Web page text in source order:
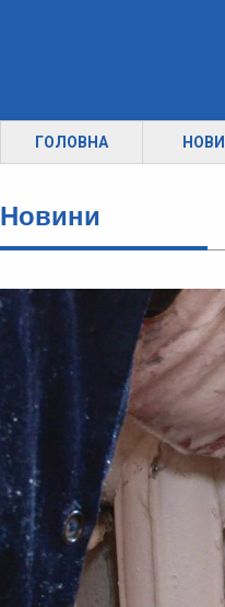
ГОЛОВНА
Новини